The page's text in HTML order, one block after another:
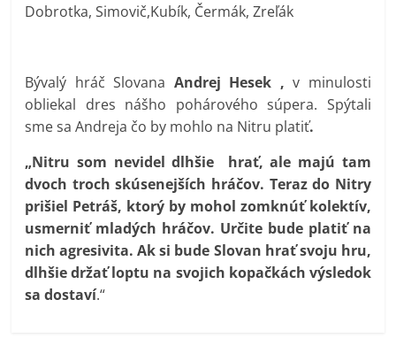
Dobrotka, Simovič,Kubík, Čermák, Zreľák
Bývalý hráč Slovana Andrej Hesek , v minulosti
obliekal dres nášho pohárového súpera. Spýtali
sme sa Andreja čo by mohlo na Nitru platiť.
„Nitru som nevidel dlhšie hrať, ale majú tam
dvoch troch skúsenejších hráčov. Teraz do Nitry
prišiel Petráš, ktorý by mohol zomknúť kolektív,
usmerniť mladých hráčov. Určite bude platiť na
nich agresivita. Ak si bude Slovan hrať svoju hru,
dlhšie držať loptu na svojich kopačkách výsledok
sa dostaví.“